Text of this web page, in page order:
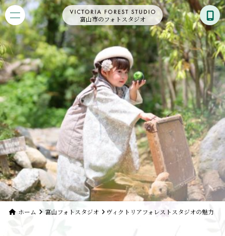
富山市のフォトスタジオ
ホーム 富山フォトスタジオ ヴィクトリアフォレストスタジオの魅力